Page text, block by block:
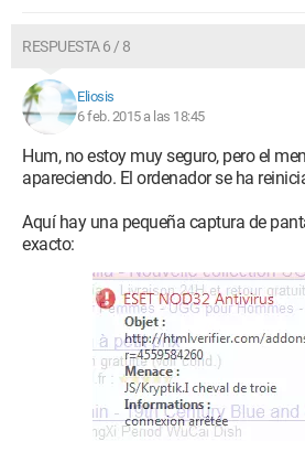
RESPUESTA 6 / 8
Eliosis
6 feb. 2015 a las 18:45
Hum, no estoy muy seguro, pero el
apareciendo. El ordenador se ha
Aquí hay una pequeña captura de
exacto: